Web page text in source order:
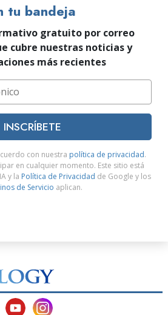
tu bandeja
gratuito por correo
cubre nuestras noticias y
más recientes
INSCRÍBETE
con nuestra política de privacidad.
en cualquier momento. Este sitio está
y la Política de Privacidad de Google y los
de Servicio aplican.